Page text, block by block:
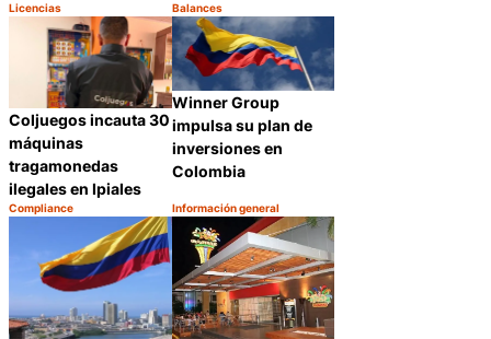
Categoría:
Licencias
Compartir
Categoría:
Balances
Coljuegos incauta 30
máquinas
tragamonedas
ilegales en Ipiales
Categoría:
Compliance
Compartir
Winner Group
impulsa su plan de
inversiones en
Colombia
Categoría:
Información general